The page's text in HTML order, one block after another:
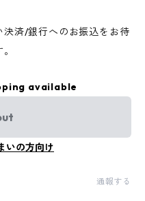
決済/銀行へのお振込をお待
available
いの方向け
通報する